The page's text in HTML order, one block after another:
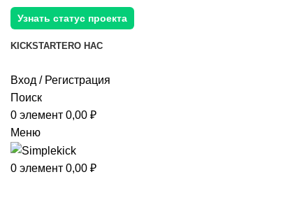
Узнать статус проекта
KICKSTARTERО НАС
Вход / Регистрация
Поиск
0 элемент 0,00 ₽
Меню
0 элемент 0,00 ₽